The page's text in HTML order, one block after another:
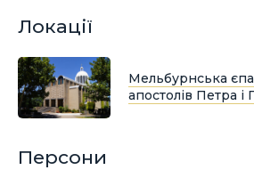
Локації
Мельбурнська
апостолів Петра і
Персони